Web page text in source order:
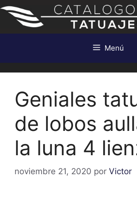
Saltar
contenido
Menú
Geniales
de lobos
la luna 4
noviembre 21, 2020 por Victor